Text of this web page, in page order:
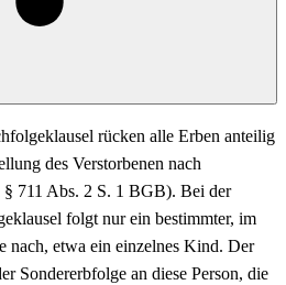
rücken alle Erben anteilig
des Verstorbenen nach
§ 711 Abs. 2 S. 1 BGB). Bei der
folgt nur ein bestimmter, im
nach, etwa ein einzelnes Kind. Der
Sondererbfolge an diese Person, die